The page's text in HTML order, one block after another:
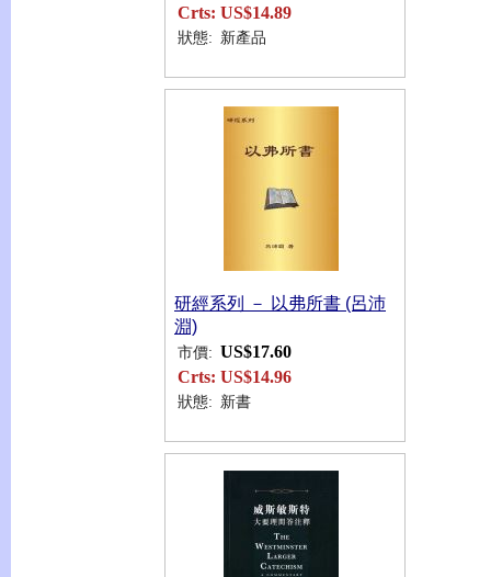
Crts: US$14.89
狀態: 新產品
研經系列 － 以弗所書 (呂沛
淵)
市價: US$17.60
Crts: US$14.96
狀態: 新書